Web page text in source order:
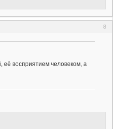
8
её восприятием человеком, а